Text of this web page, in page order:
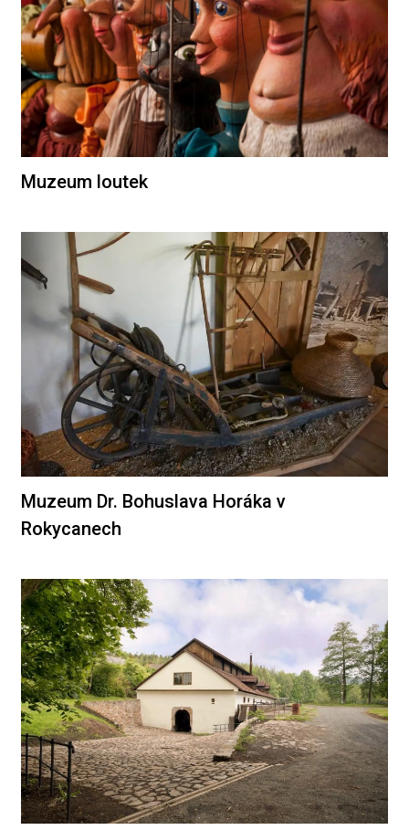
Muzeum loutek
Muzeum Dr. Bohuslava Horáka v
Rokycanech